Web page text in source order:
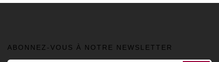
ABONNEZ-VOUS À NOTRE NEWSLETTER